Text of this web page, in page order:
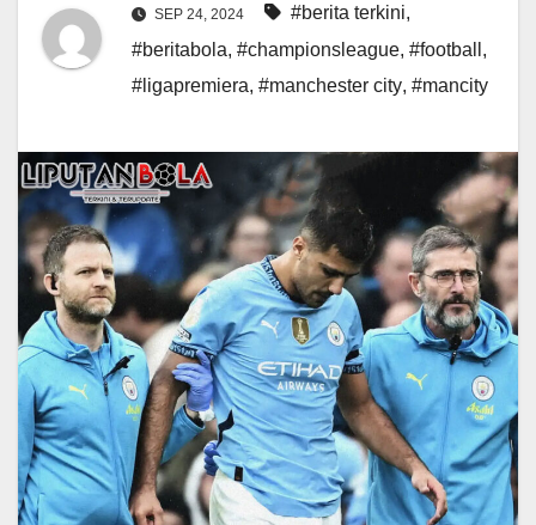
SEP 24, 2024 #berita terkini,
#beritabola, #championsleague, #football ,
#ligapremiera, #manchester city, #mancity